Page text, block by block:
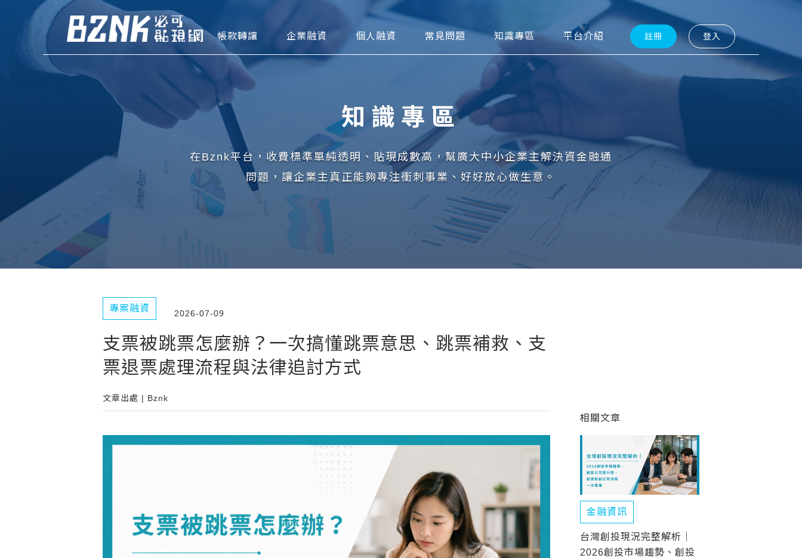
帳款轉讓 企業融資 個人融資 常見問題 知識專區 平台介紹 註冊 登入
知識專區
在Bznk平台，收費標準單純透明、貼現成數高，幫廣大中小企業主解決資金融通
問題，讓企業主真正能夠專注衝刺事業、好好放心做生意。
專案融資 2026-07-09
支票被跳票怎麼辦？一次搞懂跳票意思、跳票補救、支
票退票處理流程與法律追討方式
文章出處 | Bznk
相關文章
金融資訊
台灣創投現況完整解析｜
2026創投市場趨勢、創投